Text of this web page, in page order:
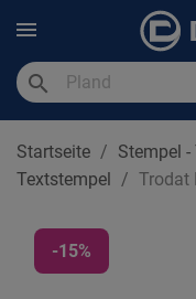
search
Startseite Stempel
Textstempel
Trodat
-15%